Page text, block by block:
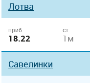
Лотва
приб.
18.22
ст.
1м
Савелинки